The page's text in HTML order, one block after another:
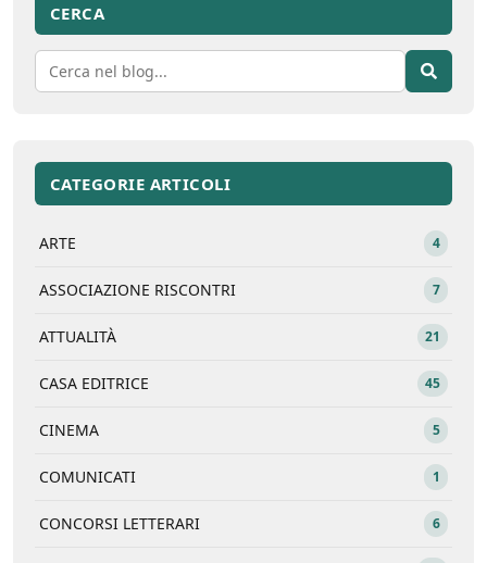
CERCA
CATEGORIE ARTICOLI
ARTE 4
ASSOCIAZIONE RISCONTRI 7
ATTUALITÀ 21
CASA EDITRICE 45
CINEMA 5
COMUNICATI 1
CONCORSI LETTERARI 6